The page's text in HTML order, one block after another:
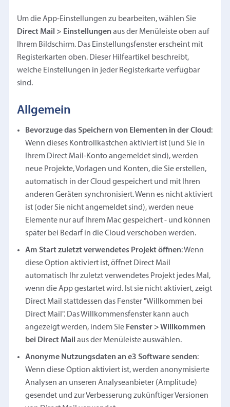
Um die App-Einstellungen zu bearbeiten, wählen Sie
Direct Mail > Einstellungen aus der Menüleiste oben auf
Ihrem Bildschirm. Das Einstellungsfenster erscheint mit
Registerkarten oben. Dieser Hilfeartikel beschreibt,
welche Einstellungen in jeder Registerkarte verfügbar
sind.
Allgemein
Bevorzuge das Speichern von Elementen in der Cloud:
Wenn dieses Kontrollkästchen aktiviert ist (und Sie in
Ihrem Direct Mail-Konto angemeldet sind), werden
neue Projekte, Vorlagen und Konten, die Sie erstellen,
automatisch in der Cloud gespeichert und mit Ihren
anderen Geräten synchronisiert. Wenn es nicht aktiviert
ist (oder Sie nicht angemeldet sind), werden neue
Elemente nur auf Ihrem Mac gespeichert - und können
später bei Bedarf in die Cloud verschoben werden.
Am Start zuletzt verwendetes Projekt öffnen: Wenn
diese Option aktiviert ist, öffnet Direct Mail
automatisch Ihr zuletzt verwendetes Projekt jedes Mal,
wenn die App gestartet wird. Ist sie nicht aktiviert, zeigt
Direct Mail stattdessen das Fenster "Willkommen bei
Direct Mail". Das Willkommensfenster kann auch
angezeigt werden, indem Sie Fenster > Willkommen
bei Direct Mail aus der Menüleiste auswählen.
Anonyme Nutzungsdaten an e3 Software senden:
Wenn diese Option aktiviert ist, werden anonymisierte
Analysen an unseren Analyseanbieter (Amplitude)
gesendet und zur Verbesserung zukünftiger Versionen